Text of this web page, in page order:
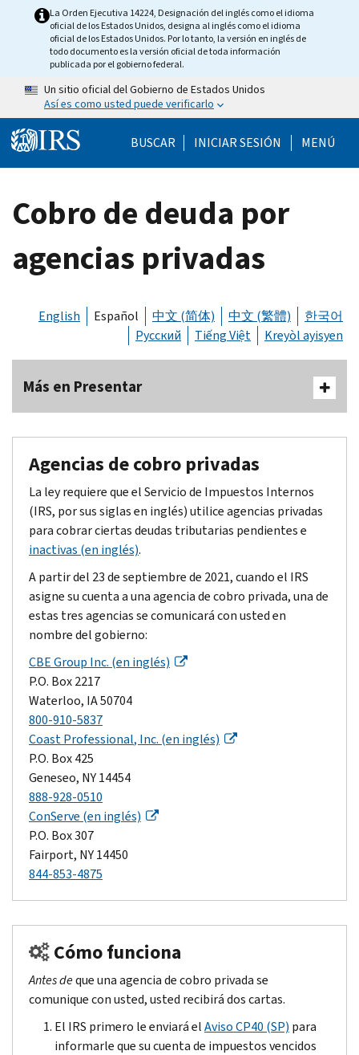
Skip to main content
La Orden Ejecutiva 14224, Designación del inglés como el idioma
oficial de los Estados Unidos, designa al inglés como el idioma
oficial de los Estados Unidos. Por lo tanto, la versión en inglés de
todo documento es la versión oficial de toda información
publicada por el gobierno federal.
Un sitio oficial del Gobierno de Estados Unidos
Así es como usted puede verificarlo
BUSCAR Help Menu Mobile
INICIAR SESIÓN MENÚ
Cobro de deuda por
agencias privadas
English Español 中文 (简体) 中文 (繁體)
한국어
Русский
Tiếng Việt Kreyòl ayisyen
Más en Presentar
Agencias de cobro privadas
La ley requiere que el Servicio de Impuestos Internos
(IRS, por sus siglas en inglés) utilice agencias privadas
para cobrar ciertas deudas tributarias pendientes e
inactivas (en inglés).
A partir del 23 de septiembre de 2021, cuando el IRS
asigne su cuenta a una agencia de cobro privada, una de
estas tres agencias se comunicará con usted en
nombre del gobierno:
CBEGroup Inc. (en inglés)
P.O. Box 2217
Waterloo, IA 50704
800-910-5837
Coast Professional, Inc. (en inglés)
P.O. Box 425
Geneseo, NY 14454
888-928-0510
ConServe (en inglés)
P.O. Box 307
Fairport, NY 14450
844-853-4875
Cómo funciona
Antes deque una agencia de cobro privada se
comunique con usted, usted recibirá dos cartas.
El IRS primero le enviará elAviso CP40 (SP) para
informarle que su cuenta de impuestos vencidos